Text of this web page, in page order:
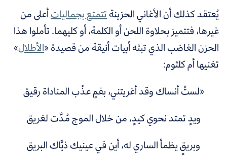
يُعتقد كذلك أن الأغاني الحزينةتتمتع بجمالياتأعلى من
غيرها، فتتميز بحلاوة اللحن أو الكلمة، أو كليهما. تأملوا هذا
الحزن الغاضب الذي تبثه أبيات أنيقة من قصيدة «الأطلال»
تغنيها أم كلثوم:
«لستُ أنساك وقد أغريتني، بفمٍ عذْب المناداة رقيق
ويدٍ تمتد نحوي كيدٍ، من خلال الموج مُدَّت لغريق
وبريقٍ يظمأ الساري له، أين في عينيك ذيَّاك البريق